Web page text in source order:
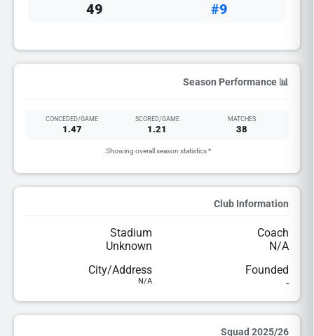
#9
49
📊 Season Performance
MATCHES
38
SCORED/GAME
1.21
CONCEDED/GAME
1.47
* Showing overall season statistics.
Club Information
Coach
N/A
Stadium
Unknown
Founded
-
City/Address
N/A
2025/26 Squad